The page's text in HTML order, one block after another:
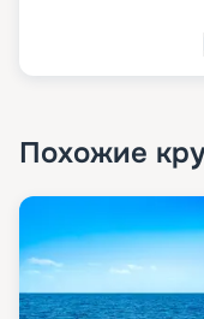
Похожие